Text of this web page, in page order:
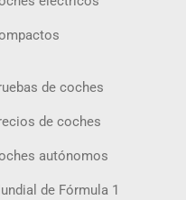
de coches
de coches
autónomos
de Fórmula 1